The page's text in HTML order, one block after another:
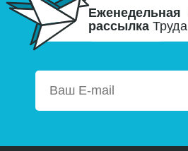
Еженедельная
рассылка Труда